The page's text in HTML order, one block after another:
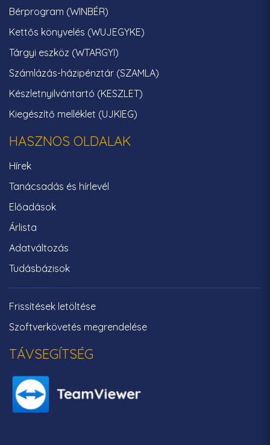
Bérprogram (WINBÉR)
Kettős könyvelés (WUJEGYKE)
Tárgyi eszköz (WTARGYI)
Számlázás-házipénztár (SZAMLA)
Készletnyilvántartó (KESZLET)
Kiegészítő melléklet (UJKIEG)
HASZNOS OLDALAK
Hírek
Tanácsadás és hírlevél
Előadások
Árlista
Adatváltozás
Tudásbázisok
Frissítések letöltése
Szoftverkövetés megrendelése
TÁVSEGÍTSÉG